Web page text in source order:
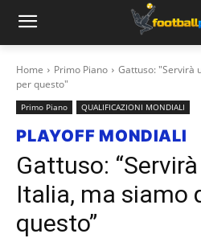
Home Primo Piano
Gattuso: "Servirà
per questo"
Primo Piano QUALIFICAZIONI MONDIALI
PLAYOFF MONDIALI
Gattuso:
Italia, ma siamo
questo”